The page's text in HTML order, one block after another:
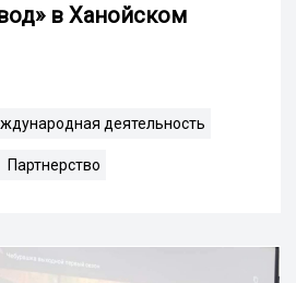
в Ханойском
деятельность
Партнерство